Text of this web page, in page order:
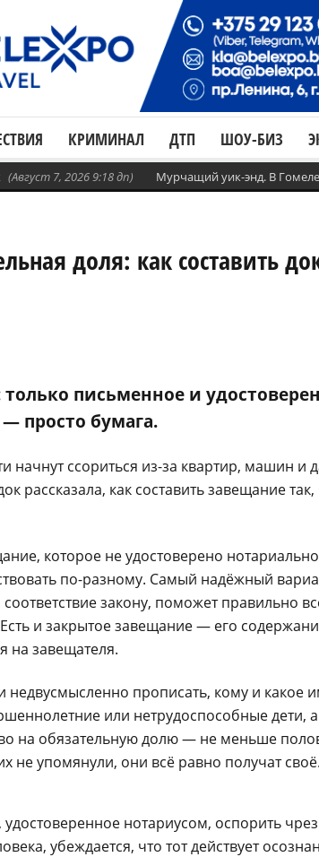
КРИМИНАЛ ДТП ШОУ-БИЗ
(Август 7, 2026 9:18 дп) Мурчащий уик-энд. В
доля: как составить
письменное и
просто бумага.
начнут ссориться из-за квартир, машин и
рассказала, как составить завещание
которое не удостоверено
по-разному. Самый надёжный
закону, поможет правильно
и закрытое завещание — его
на завещателя.
прописать, кому и какое
или нетрудоспособные дети,
на обязательную долю — не меньше
не упомянули, они всё равно получат своё.
нотариусом, оспорить
убеждается, что тот действует